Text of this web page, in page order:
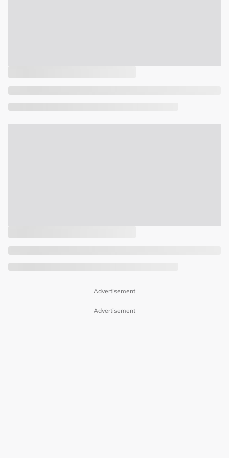
Advertisement
Advertisement